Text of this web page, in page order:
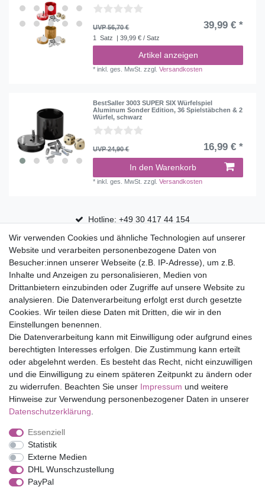
UVP 56,70 € 39,99 € *
1 Satz | 39,99 € / Satz
Artikel anzeigen
*inkl. ges. MwSt. zzgl.Versandkosten
BestSaller 3003 SUPER SIX Würfelspiel
Aluminum Sonder Edition, 36 Spielstäbchen & 2
Würfel, schwarz
UVP 24,90 € 16,99 € *
In den Warenkorb
*inkl. ges. MwSt. zzgl.Versandkosten
Hotline: +49 30 417 44 154
30 Tage Rückgaberecht
Versandfrei ab 75 € in Deutschland
Top Marken
Eduplay
Folia Bringmann
Shop
Mein Konto
Service
Versandkosten
Impressum
Barrierefreiheitserklärung
Wir verwenden Cookies und ähnliche Technologien auf unserer
Website und verarbeiten personenbezogene Daten von
Besucher:innen unserer Webseite (z.B. IP-Adresse), um z.B.
Inhalte und Anzeigen zu personalisieren, Medien von
Drittanbietern einzubinden oder Zugriffe auf unsere Website zu
analysieren. Die Datenverarbeitung erfolgt erst durch gesetzte
Cookies. Wir teilen diese Daten mit Dritten, die wir in den
Einstellungen benennen.
Die Datenverarbeitung kann mit Einwilligung oder aufgrund eines
berechtigten Interesses erfolgen. Die Zustimmung kann erteilt
oder abgelehnt werden. Es besteht das Recht, nicht einzuwilligen
und die Einwilligung zu einem späteren Zeitpunkt zu ändern oder
zu widerrufen. Beachten Sie unser Impressum und weitere
Hinweise zur Verwendung personenbezogener Daten in unserer
Daten­schutz­erklärung
Essenziell
Statistik
Externe Medien
DHL Wunschzustellung
PayPal